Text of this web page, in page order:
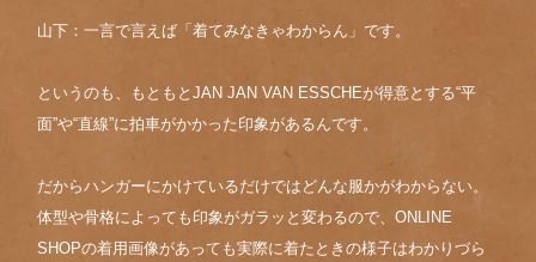
山下：一言で言えば「着てみなきゃわからん」です。
というのも、もともとJAN JAN VAN ESSCHEが得意とする“平
面”や“直線”に拍車がかかった印象があるんです。
だからハンガーにかけているだけではどんな服かがわからない。
体型や骨格によっても印象がガラッと変わるので、ONLINE
SHOPの着用画像があっても実際に着たときの様子はわかりづら